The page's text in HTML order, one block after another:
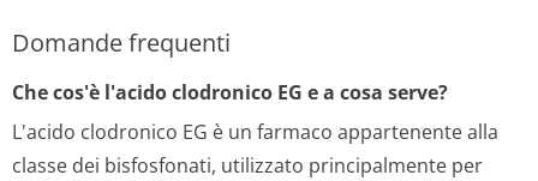
Domande frequenti
Che cos'è l'acido clodronico EG e a cosa serve?
L'acido clodronico EG è un farmaco appartenente alla
classe dei bisfosfonati, utilizzato principalmente per